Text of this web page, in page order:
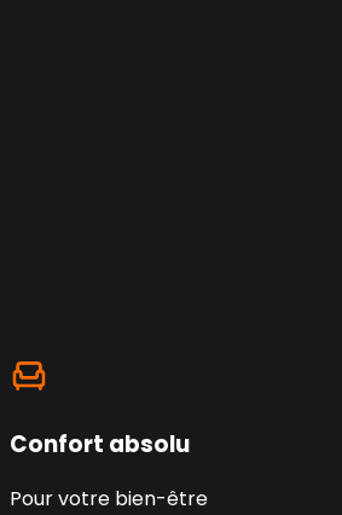
Confort absolu
Pour votre bien-être